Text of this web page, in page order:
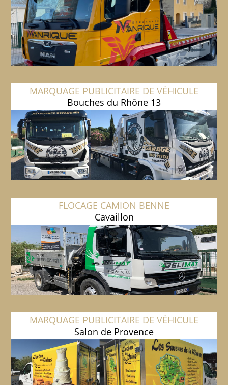
MARQUAGE PUBLICITAIRE DE VÉHICULE
Bouches du Rhône 13
FLOCAGE CAMION BENNE
Cavaillon
MARQUAGE PUBLICITAIRE DE VÉHICULE
Salon de Provence